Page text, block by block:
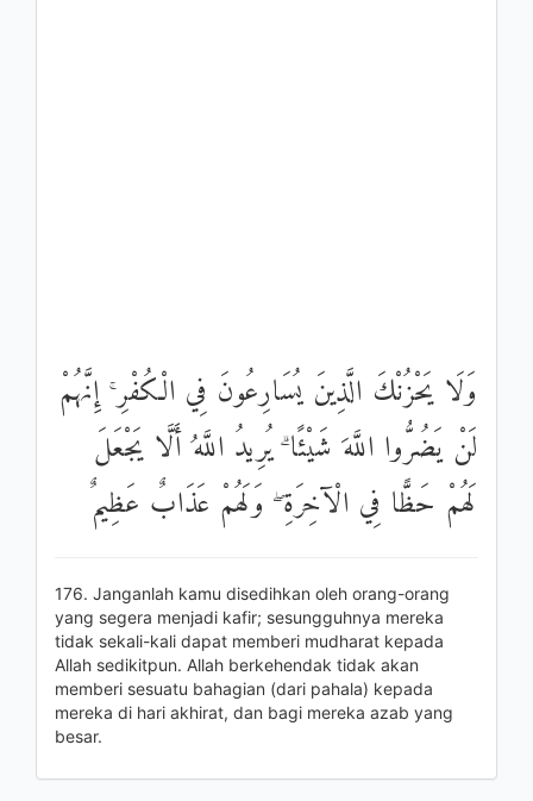
وَلَا يَحْزُنْكَ الَّذِينَ يُسَارِعُونَ فِي الْكُفْرِ ۚ إِنَّهُمْ
لَنْ يَضُرُّوا اللَّهَ شَيْئًا ۗ يُرِيدُ اللَّهُ أَلَّا يَجْعَلَ
لَهُمْ حَظًّا فِي الْآخِرَةِ ۖ وَلَهُمْ عَذَابٌ عَظِيمٌ
176. Janganlah kamu disedihkan oleh orang-orang
yang segera menjadi kafir; sesungguhnya mereka
tidak sekali-kali dapat memberi mudharat kepada
Allah sedikitpun. Allah berkehendak tidak akan
memberi sesuatu bahagian (dari pahala) kepada
mereka di hari akhirat, dan bagi mereka azab yang
besar.